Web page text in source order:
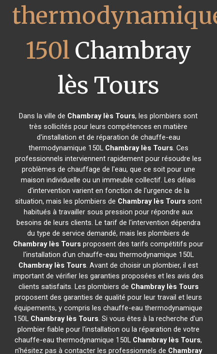
150l Chambray
lès Tours
Dans la ville de Chambray lès Tours, les plombiers sont
très sollicités pour leurs compétences en matière
d'installation et de réparation de chauffe-eau
thermodynamique 150L Chambray lès Tours. Ces
professionnels interviennent rapidement pour résoudre les
problèmes de chauffage de l'eau, que ce soit pour une
maison individuelle ou un immeuble collectif. Les délais
d'intervention varient en fonction de l'urgence de la
situation, mais les plombiers de Chambray lès Tourssont
habitués à travailler sous pression pour répondre aux
besoins de leurs clients. Le tarif de l'intervention dépendra
du type de service demandé, mais les plombiers de
Chambray lès Tours proposent des tarifs compétitifs pour
l'installation d'un chauffe-eau thermodynamique 150L
Chambray lès Tours. Avant de choisir un plombier, il est
important de vérifier les garanties proposées et les avis des
clients satisfaits. Les plombiers de Chambray lès Tours
proposent des garanties de qualité pour leur travail et leurs
équipements, y compris les chauffe-eau thermodynamique
150L Chambray lès Tours. Si vous êtes à la recherche d'un
plombier fiable pour l'installation ou la réparation de votre
chauffe-eau thermodynamique 150L Chambray lès Tours,
n'hésitez pas à contacter les professionnels de Chambray